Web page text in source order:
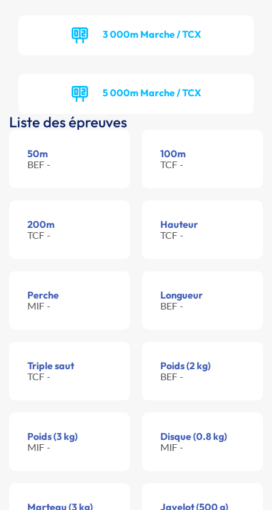
3 000m Marche / TCX
5 000m Marche / TCX
Liste des épreuves
50m
BEF -
100m
TCF -
200m
TCF -
Hauteur
TCF -
Perche
MIF -
Longueur
BEF -
Triple saut
TCF -
Poids (2 kg)
BEF -
Poids (3 kg)
MIF -
Disque (0.8 kg)
MIF -
Marteau (3 kg) Javelot (500 g)